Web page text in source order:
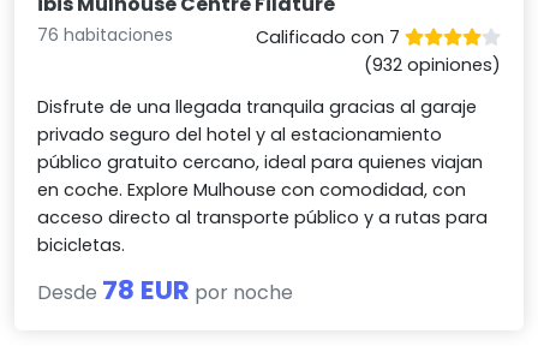
76 habitaciones
Calificado con 7
(932 opiniones)
Disfrute de una llegada tranquila gracias al garaje
privado seguro del hotel y al estacionamiento
público gratuito cercano, ideal para quienes viajan
en coche. Explore Mulhouse con comodidad, con
acceso directo al transporte público y a rutas para
bicicletas.
Desde 78 EUR por noche